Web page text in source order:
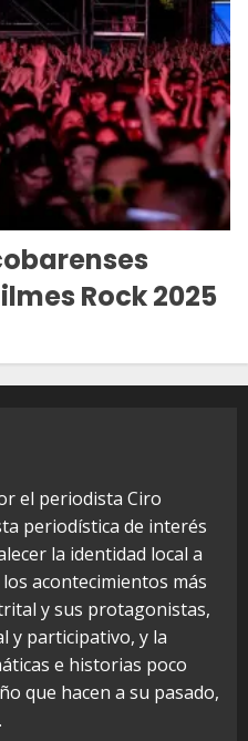
Rock 2025
el periodista Ciro
periodística de interés
la identidad local a
acontecimientos más
y sus protagonistas,
y participativo, y la
e historias poco
que hacen a su pasado,